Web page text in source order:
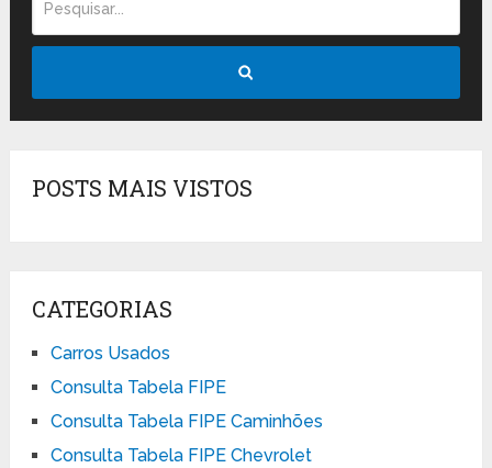
POSTS MAIS VISTOS
CATEGORIAS
Carros Usados
Consulta Tabela FIPE
Consulta Tabela FIPE Caminhões
Consulta Tabela FIPE Chevrolet